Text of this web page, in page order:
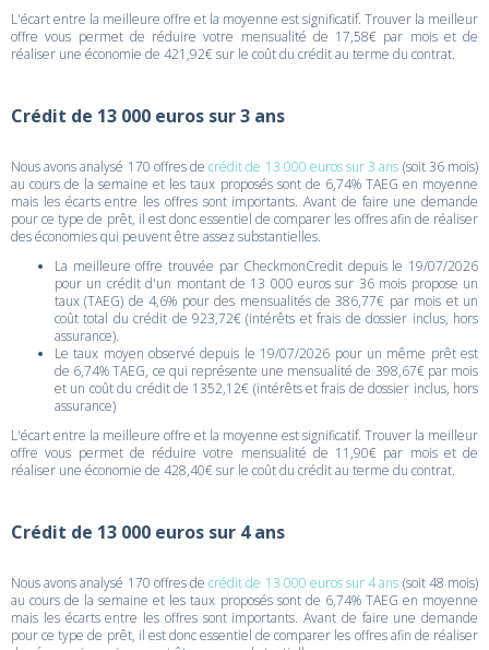
L'écart entre la meilleure offre et la moyenne est significatif. Trouver la meilleur
offre vous permet de réduire votre mensualité de 17,58€ par mois et de
réaliser une économie de 421,92€ sur le coût du crédit au terme du contrat.
Crédit de 13 000 euros sur 3 ans
Nous avons analysé 170 offres decrédit de 13 000 euros sur 3 ans (soit 36 mois)
au cours de la semaine et les taux proposés sont de 6,74% TAEG en moyenne
mais les écarts entre les offres sont importants. Avant de faire une demande
pour ce type de prêt, il est donc essentiel de comparer les offres afin de réaliser
des économies qui peuvent être assez substantielles.
La meilleure offre trouvée par CheckmonCredit depuis le 19/07/2026
pour un crédit d'un montant de 13 000 euros sur 36 mois propose un
taux (TAEG) de 4,6% pour des mensualités de 386,77€ par mois et un
coût total du crédit de 923,72€ (intérêts et frais de dossier inclus, hors
assurance).
Le taux moyen observé depuis le 19/07/2026 pour un même prêt est
de 6,74% TAEG, ce qui représente une mensualité de 398,67€ par mois
et un coût du crédit de 1352,12€ (intérêts et frais de dossier inclus, hors
assurance)
L'écart entre la meilleure offre et la moyenne est significatif. Trouver la meilleur
offre vous permet de réduire votre mensualité de 11,90€ par mois et de
réaliser une économie de 428,40€ sur le coût du crédit au terme du contrat.
Crédit de 13 000 euros sur 4 ans
Nous avons analysé 170 offres decrédit de 13 000 euros sur 4 ans (soit 48 mois)
au cours de la semaine et les taux proposés sont de 6,74% TAEG en moyenne
mais les écarts entre les offres sont importants. Avant de faire une demande
pour ce type de prêt, il est donc essentiel de comparer les offres afin de réaliser